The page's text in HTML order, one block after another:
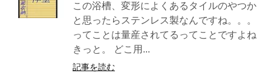
この浴槽、変形によくあるタイルのやつか
と思ったらステンレス製なんですね。。。
ってことは量産されてるってことですよね
きっと。 どこ用...
記事を読む